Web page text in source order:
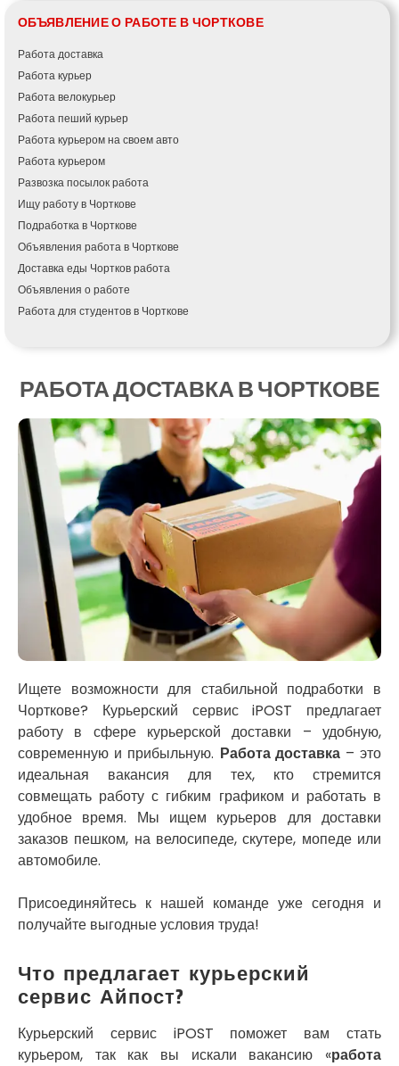
ОБЪЯВЛЕНИЕ О РАБОТЕ В ЧОРТКОВЕ
Работа доставка
Работа курьер
Работа велокурьер
Работа пеший курьер
Работа курьером на своем авто
Работа курьером
Развозка посылок работа
Ищу работу в Чорткове
Подработка в Чорткове
Объявления работа в Чорткове
Доставка еды Чортков работа
Объявления о работе
Работа для студентов в Чорткове
РАБОТА ДОСТАВКА В ЧОРТКОВЕ
Ищете возможности для стабильной подработки в
Чорткове? Курьерский сервис iPOST предлагает
работу в сфере курьерской доставки – удобную,
современную и прибыльную. Работа доставка– это
идеальная вакансия для тех, кто стремится
совмещать работу с гибким графиком и работать в
удобное время. Мы ищем курьеров для доставки
заказов пешком, на велосипеде, скутере, мопеде или
автомобиле.
Присоединяйтесь к нашей команде уже сегодня и
получайте выгодные условия труда!
Что предлагает курьерский
сервис Айпост?
Курьерский сервис iPOST поможет вам стать
курьером, так как вы искали вакансию «работа
Фонтанка
Гадяч
Гатное
Глеваха
Горишние Плавни
Гостомель
Харьков
Херсон
Хмельницкий
Хмельник
Ирпень
Ивано-Франковск
Измаил
Кагарлык
Калуш
Каменец-Подольский
Канев
Казатин
Киев
Кобеляки
Коцюбинское
Конотоп
Коростень
Корсунь-Шевченковский
Костополь
Ковель
Козин
Красноград
Кременчуг
Кременец
Кролевец
Кропивницкий
Крыховцы
Крюковщина
Крыжановка
Ладыжин
Лесники
Лиманка
Лозовая
Луцк
Лука-Мелешковская
Львов
Марганец
Миргород
Нетешин
Нежин